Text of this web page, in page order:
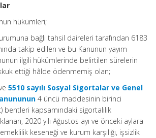
hükümleri;
bağlı tahsil daireleri tarafından 6183
takip edilen ve bu Kanunun yayım
ilgili hükümlerinde belirtilen sürelerin
ettiği hâlde ödenmemiş olan;
5510 sayılı Sosyal Sigortalar ve Genel
4 üncü maddesinin birinci
bentleri kapsamındaki sigortalılık
2020 yılı Ağustos ayı ve önceki aylara
keseneği ve kurum karşılığı, işsizlik